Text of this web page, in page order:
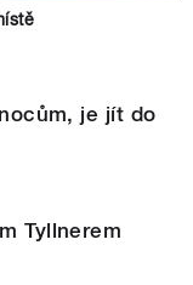
je jít do
Tyllnerem